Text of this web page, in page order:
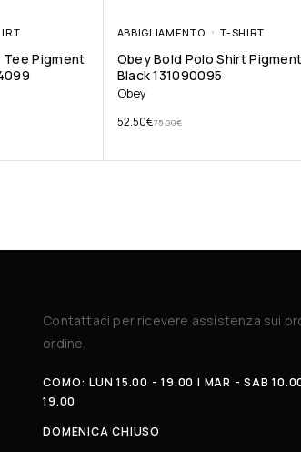
Tee Pigment
ABBIGLIAMENTO T-SHIRT
Obey Bold Polo Shirt Pigment
Black 131090095
Obey
75.00€
52.50€
Contattaci per ricevere assistenza sui
ordine.
COMO: LUN 15.00 - 19.00 | MAR - SAB
19.00
DOMENICA CHIUSO